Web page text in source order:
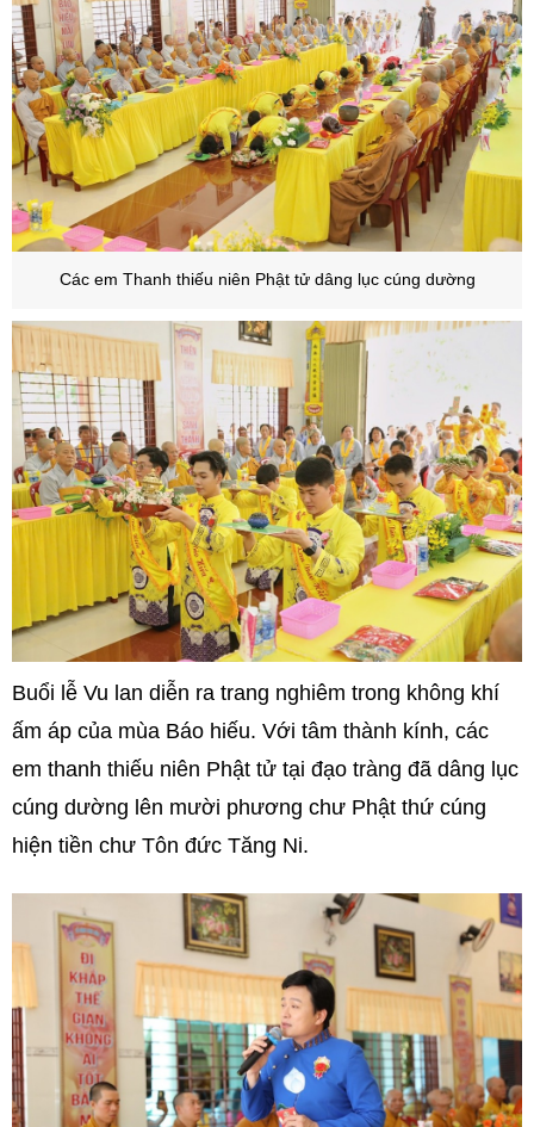
Các em Thanh thiếu niên Phật tử dâng lục cúng dường
Buổi lễ Vu lan diễn ra trang nghiêm trong không khí
ấm áp của mùa Báo hiếu. Với tâm thành kính, các
em thanh thiếu niên Phật tử tại đạo tràng đã dâng lục
cúng dường lên mười phương chư Phật thứ cúng
hiện tiền chư Tôn đức Tăng Ni.